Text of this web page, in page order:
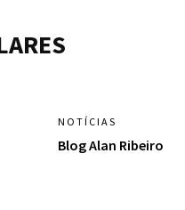
NOTÍCIAS
Blog Alan Ribeiro